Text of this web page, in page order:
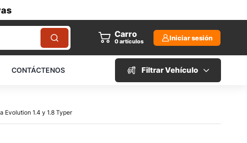
Carro
0artículos Iniciar sesión
CONTÁCTENOS Filtrar Vehículo
Evolution 1.4 y 1.8 Typer